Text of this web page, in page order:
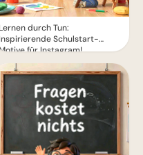
durch Tun:
Schulstart-
für Instagram!